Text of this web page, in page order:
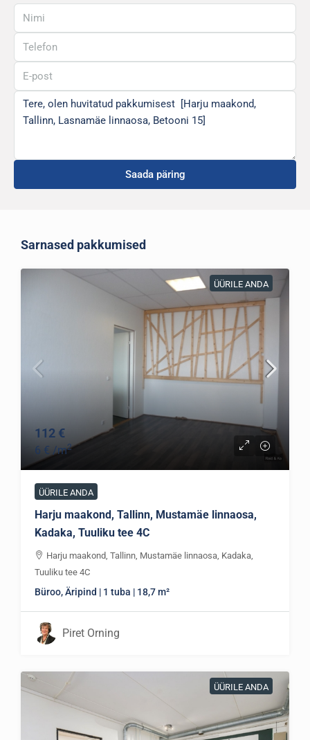
Saada päring
Sarnased pakkumised
ÜÜRILE ANDA
112 €
6 € /m2
ÜÜRILE ANDA
Harju maakond, Tallinn, Mustamäe linnaosa,
Kadaka, Tuuliku tee 4C
Harju maakond, Tallinn, Mustamäe linnaosa, Kadaka,
Tuuliku tee 4C
Büroo, Äripind | 1 tuba | 18,7 m²
Piret Orning
ÜÜRILE ANDA